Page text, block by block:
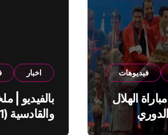
فيديوهات
الهلال
(1-2) الدوري
اخبار
بالفيديو |